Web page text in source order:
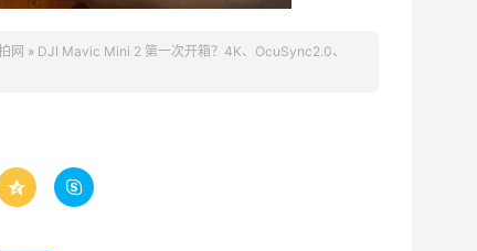
网 » DJI Mavic Mini 2 第一次开箱？4K、OcuSync2.0、
 